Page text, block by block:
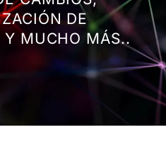
DE
Y MUCHO MÁS..